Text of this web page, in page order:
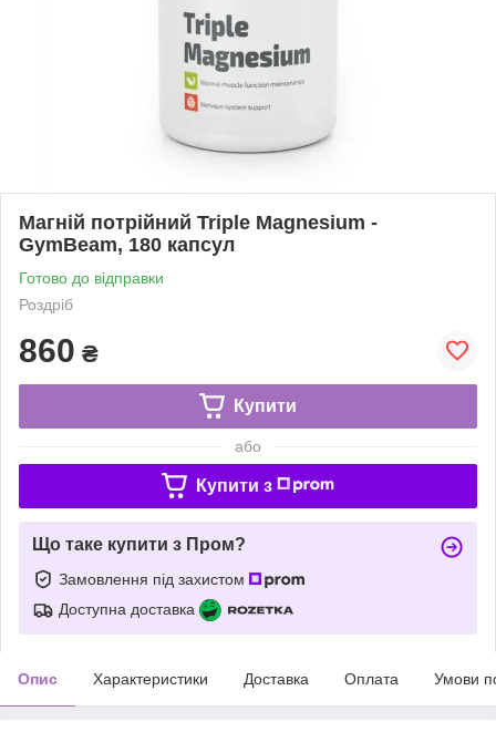
Магній потрійний Triple Magnesium -
GymBeam, 180 капсул
Готово до відправки
Роздріб
860 ₴
Купити
або
Купити з
Що таке купити з Пром?
Замовлення під захистом
Доступна доставка
Опис Характеристики Доставка Оплата Умови